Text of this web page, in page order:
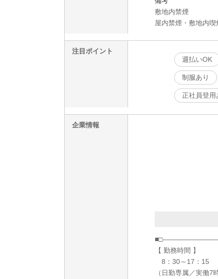
敷地内禁煙
屋内禁煙・敷地内
注目ポイント
週払いOK
制服あり
正社員登用
企業情報
【 勤務時間 】
8：30～17：15
（日勤専属／実働7